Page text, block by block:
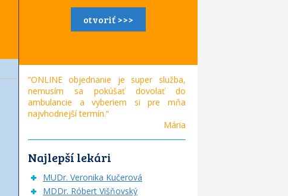
otvoriť >>>
“ONLINE objednanie je super služba,
nemusím sa pokúšať dovolať do
ambulancie a vyberiem si pre mňa
najvhodnejší termín.“
Mária
Najlepší lekári
MUDr. Veronika Kučerová
MDDr. Róbert Višňovský